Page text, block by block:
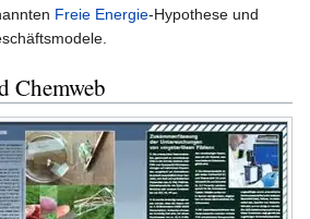
Freie Energie-Hypothese und
Chemweb